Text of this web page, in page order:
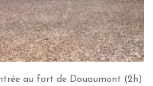
au fort de Douaumont (2h)